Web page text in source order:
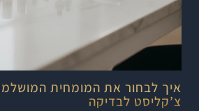
איך לבחור את המומחית
צ’קליסט לבדיקה